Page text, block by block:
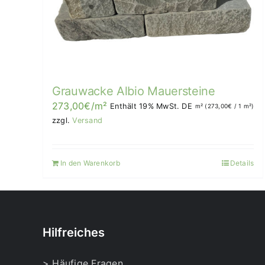
Grauwacke Albio Mauersteine
273,00€/m² Enthält 19% MwSt. DE m² (273,00€ / 1 m²)
zzgl.Versand
In den Warenkorb Details
Hilfreiches